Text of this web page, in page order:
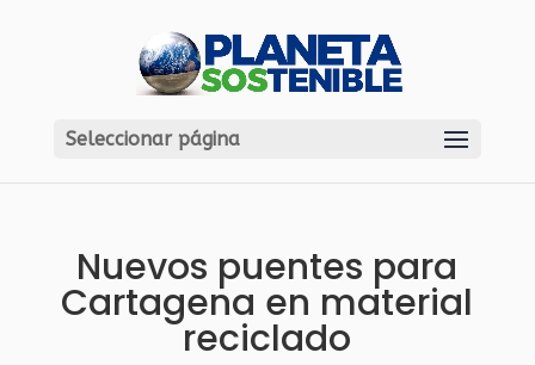
Seleccionar página
Nuevos puentes para
Cartagena en material
reciclado